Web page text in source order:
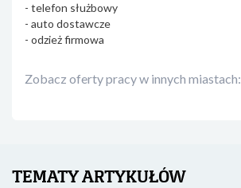
- telefon służbowy
- auto dostawcze
- odzież firmowa
Zobacz oferty pracy w innych miastach:
TEMATY ARTYKUŁÓW